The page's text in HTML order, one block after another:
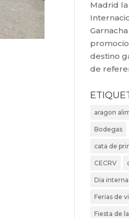
Madrid la
Garnacha
destino
de
aragon
Bodegas
cata de
CECRV
Dia
Ferias de
Fiesta de